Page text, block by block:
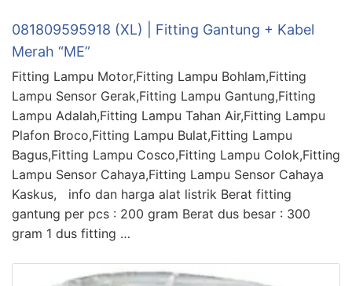
081809595918 (XL) | Fitting Gantung + Kabel
Merah “ME”
Fitting Lampu Motor,Fitting Lampu Bohlam,Fitting
Lampu Sensor Gerak,Fitting Lampu Gantung,Fitting
Lampu Adalah,Fitting Lampu Tahan Air,Fitting Lampu
Plafon Broco,Fitting Lampu Bulat,Fitting Lampu
Bagus,Fitting Lampu Cosco,Fitting Lampu Colok,Fitting
Lampu Sensor Cahaya,Fitting Lampu Sensor Cahaya
Kaskus, info dan harga alat listrik Berat fitting
gantung per pcs : 200 gram Berat dus besar : 300
gram 1 dus fitting …